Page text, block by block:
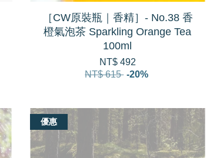
［CW原裝瓶｜香精］- No.38 香
橙氣泡茶 Sparkling Orange Tea
100ml
NT$ 492
NT$ 615 -20%
優惠